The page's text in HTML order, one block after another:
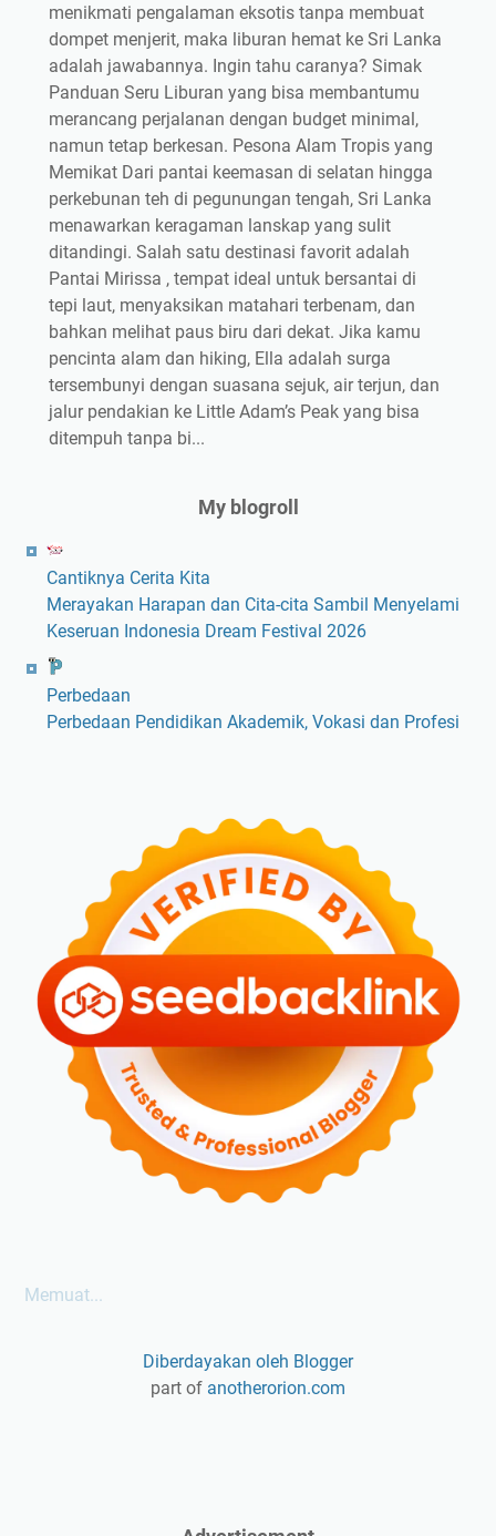
menikmati pengalaman eksotis tanpa membuat
dompet menjerit, maka liburan hemat ke Sri Lanka
adalah jawabannya. Ingin tahu caranya? Simak
Panduan Seru Liburan yang bisa membantumu
merancang perjalanan dengan budget minimal,
namun tetap berkesan. Pesona Alam Tropis yang
Memikat Dari pantai keemasan di selatan hingga
perkebunan teh di pegunungan tengah, Sri Lanka
menawarkan keragaman lanskap yang sulit
ditandingi. Salah satu destinasi favorit adalah
Pantai Mirissa , tempat ideal untuk bersantai di
tepi laut, menyaksikan matahari terbenam, dan
bahkan melihat paus biru dari dekat. Jika kamu
pencinta alam dan hiking, Ella adalah surga
tersembunyi dengan suasana sejuk, air terjun, dan
jalur pendakian ke Little Adam’s Peak yang bisa
ditempuh tanpa bi...
My blogroll
Cantiknya Cerita Kita
Merayakan Harapan dan Cita-cita Sambil Menyelami
Keseruan Indonesia Dream Festival 2026
Perbedaan
Perbedaan Pendidikan Akademik, Vokasi dan Profesi
Memuat...
Diberdayakan oleh Blogger
part of anotherorion.com